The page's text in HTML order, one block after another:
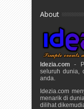
About
Idezia.com -
seluruh dunia,
anda.
Idezia.com
menarik di
dilihat